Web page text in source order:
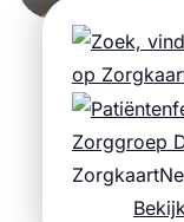
Zorggroep